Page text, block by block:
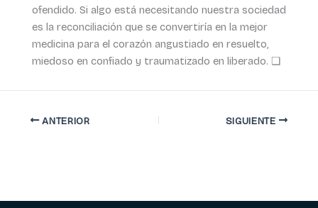
ofendido. Si algo está necesitando nuestra sociedad
es la reconciliación que se convertiría en la mejor
medicina para el corazón angustiado en resuelto,
miedoso en confiado y traumatizado en liberado. ❏
ANTERIOR SIGUIENTE